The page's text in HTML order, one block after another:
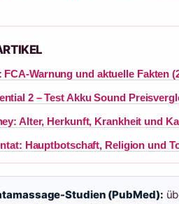
FCA-Warnung und aktuelle Fakten
2 – Test Akku Sound
Alter, Herkunft, Krankheit und
Hauptbotschaft, Religion und
Studien (PubMed):